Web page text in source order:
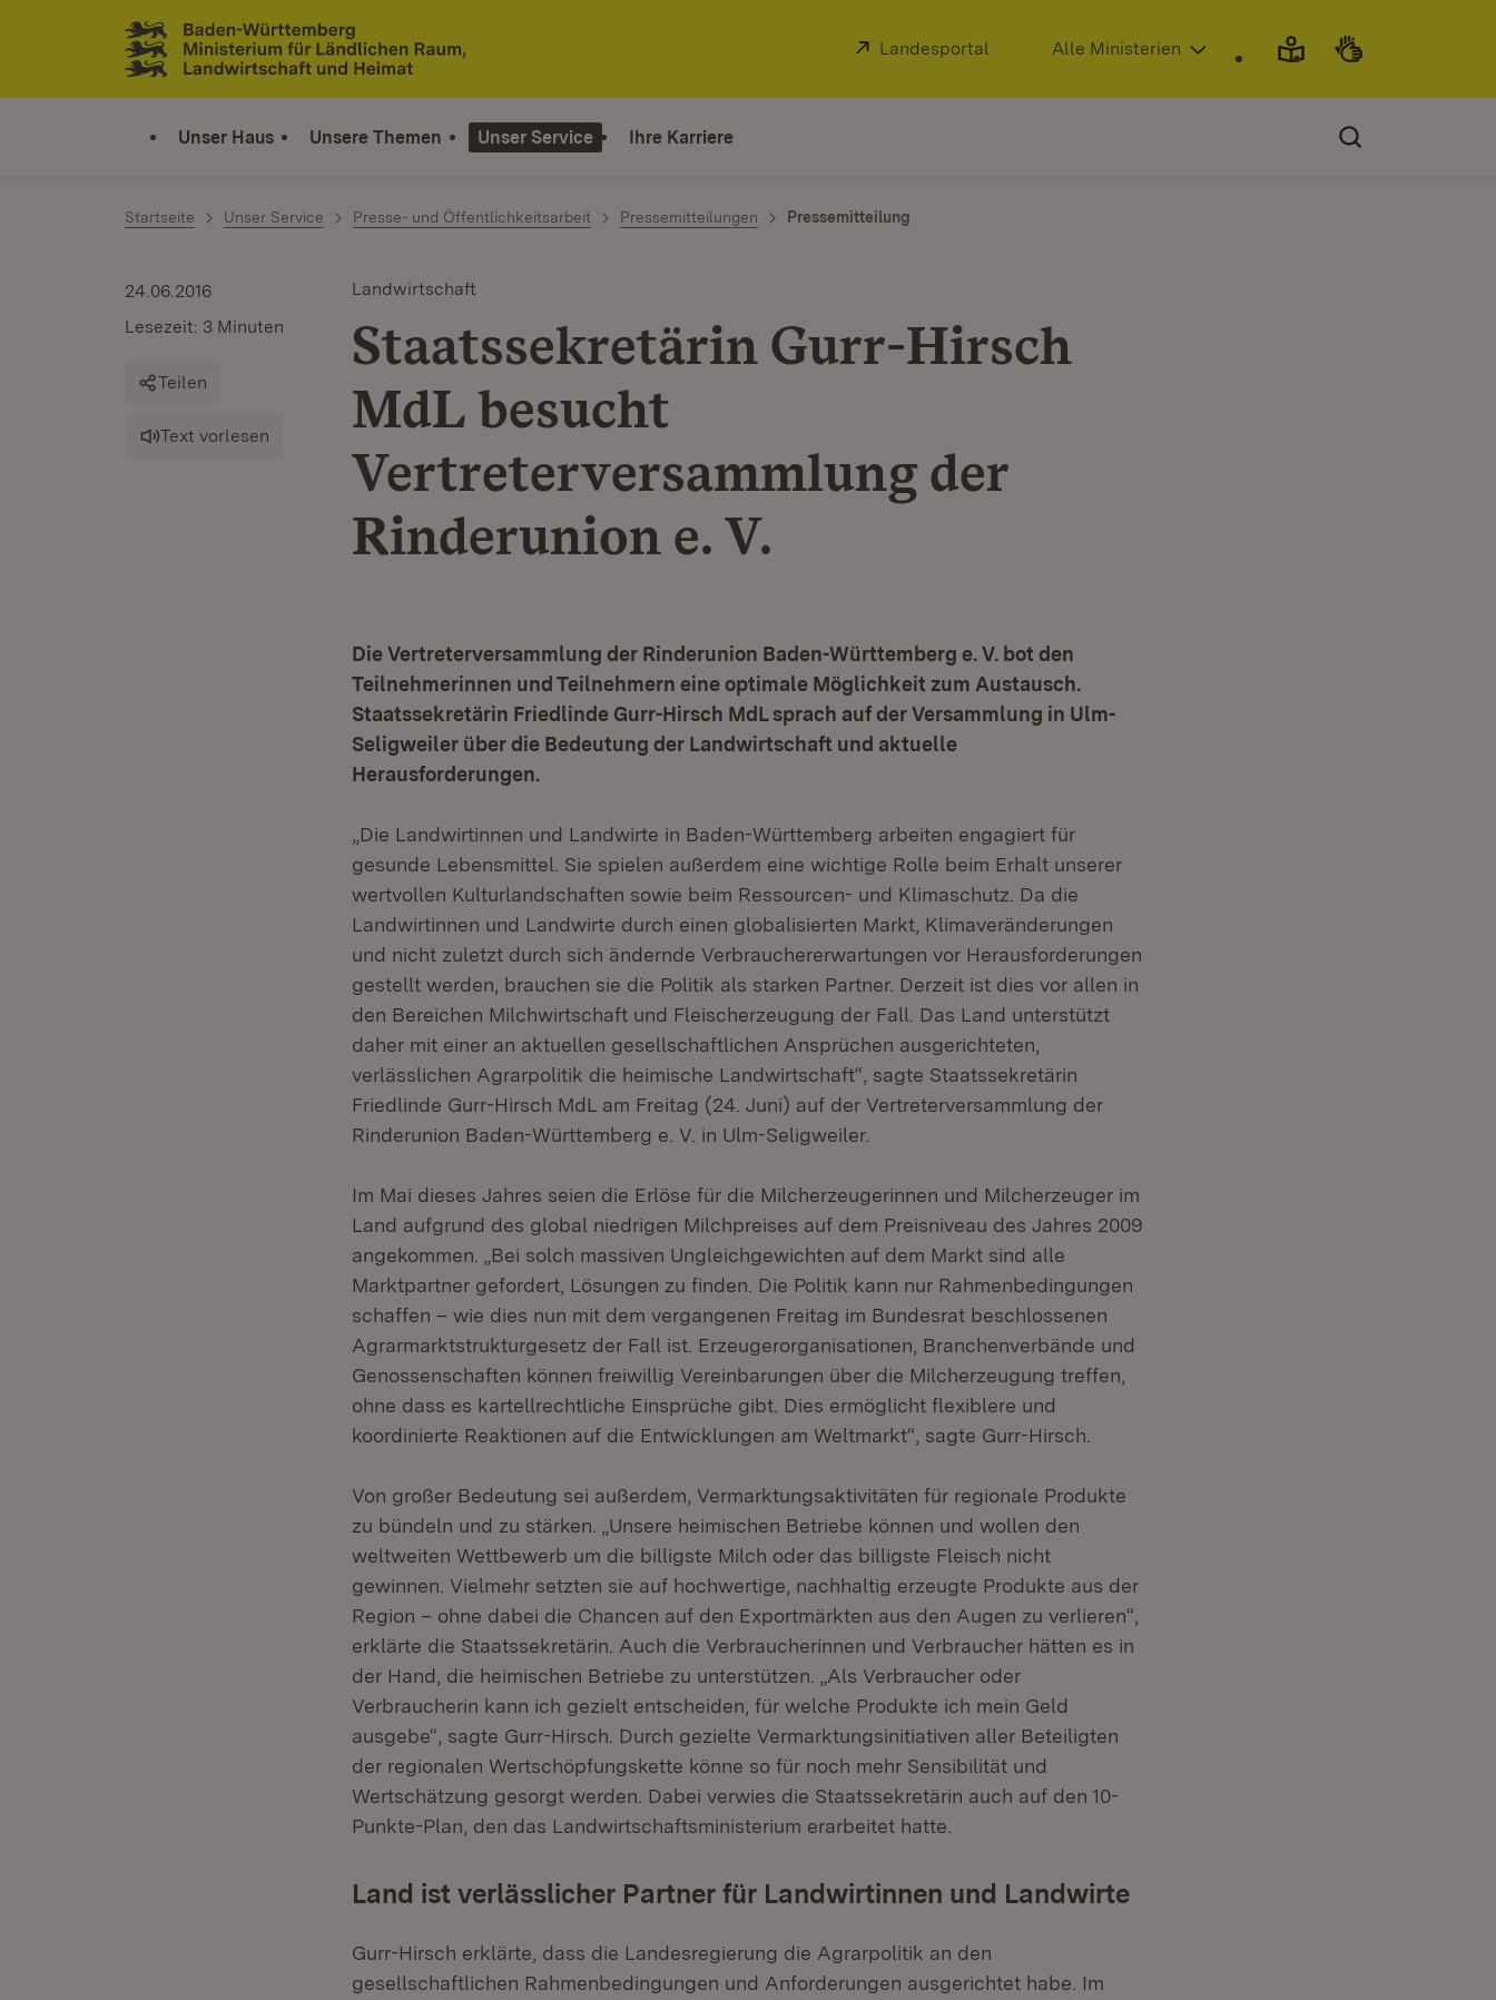
Zum Inhalt springen
Link zur Startseite
Extern:
Landesportal (Öffnet in neuem Fenster)
Alle Ministerien
Unser Haus Unsere Themen Unser Service Ihre Karriere
Startseite Unser Service Presse- und Öffentlichkeitsarbeit Pressemitteilungen Pressemitteilung
Landwirtschaft
Staatssekretärin Gurr-Hirsch
MdL besucht
Vertreterversammlung der
Rinderunion e. V.
24.06.2016
Lesezeit: 3 Minuten
Teilen
Text vorlesen
Die Vertreterversammlung der Rinderunion Baden-Württemberg e. V. bot den
Teilnehmerinnen und Teilnehmern eine optimale Möglichkeit zum Austausch.
Staatssekretärin Friedlinde Gurr-Hirsch MdL sprach auf der Versammlung in Ulm-
Seligweiler über die Bedeutung der Landwirtschaft und aktuelle
Herausforderungen.
„Die Landwirtinnen und Landwirte in Baden-Württemberg arbeiten engagiert für
gesunde Lebensmittel. Sie spielen außerdem eine wichtige Rolle beim Erhalt unserer
wertvollen Kulturlandschaften sowie beim Ressourcen- und Klimaschutz. Da die
Landwirtinnen und Landwirte durch einen globalisierten Markt, Klimaveränderungen
und nicht zuletzt durch sich ändernde Verbrauchererwartungen vor Herausforderungen
gestellt werden, brauchen sie die Politik als starken Partner. Derzeit ist dies vor allen in
den Bereichen Milchwirtschaft und Fleischerzeugung der Fall. Das Land unterstützt
daher mit einer an aktuellen gesellschaftlichen Ansprüchen ausgerichteten,
verlässlichen Agrarpolitik die heimische Landwirtschaft“, sagte Staatssekretärin
Friedlinde Gurr-Hirsch MdL am Freitag (24. Juni) auf der Vertreterversammlung der
Rinderunion Baden-Württemberg e. V. in Ulm-Seligweiler.
Im Mai dieses Jahres seien die Erlöse für die Milcherzeugerinnen und Milcherzeuger im
Land aufgrund des global niedrigen Milchpreises auf dem Preisniveau des Jahres 2009
angekommen. „Bei solch massiven Ungleichgewichten auf dem Markt sind alle
Marktpartner gefordert, Lösungen zu finden. Die Politik kann nur Rahmenbedingungen
schaffen – wie dies nun mit dem vergangenen Freitag im Bundesrat beschlossenen
Agrarmarktstrukturgesetz der Fall ist. Erzeugerorganisationen, Branchenverbände und
Genossenschaften können freiwillig Vereinbarungen über die Milcherzeugung treffen,
ohne dass es kartellrechtliche Einsprüche gibt. Dies ermöglicht flexiblere und
koordinierte Reaktionen auf die Entwicklungen am Weltmarkt“, sagte Gurr-Hirsch.
Von großer Bedeutung sei außerdem, Vermarktungsaktivitäten für regionale Produkte
zu bündeln und zu stärken. „Unsere heimischen Betriebe können und wollen den
weltweiten Wettbewerb um die billigste Milch oder das billigste Fleisch nicht
gewinnen. Vielmehr setzten sie auf hochwertige, nachhaltig erzeugte Produkte aus der
Region – ohne dabei die Chancen auf den Exportmärkten aus den Augen zu verlieren“,
erklärte die Staatssekretärin. Auch die Verbraucherinnen und Verbraucher hätten es in
der Hand, die heimischen Betriebe zu unterstützen. „Als Verbraucher oder
Verbraucherin kann ich gezielt entscheiden, für welche Produkte ich mein Geld
ausgebe“, sagte Gurr-Hirsch. Durch gezielte Vermarktungsinitiativen aller Beteiligten
der regionalen Wertschöpfungskette könne so für noch mehr Sensibilität und
Wertschätzung gesorgt werden. Dabei verwies die Staatssekretärin auch auf den 10-
Punkte-Plan, den das Landwirtschaftsministerium erarbeitet hatte.
Land ist verlässlicher Partner für Landwirtinnen und Landwirte
Gurr-Hirsch erklärte, dass die Landesregierung die Agrarpolitik an den
gesellschaftlichen Rahmenbedingungen und Anforderungen ausgerichtet habe. Im